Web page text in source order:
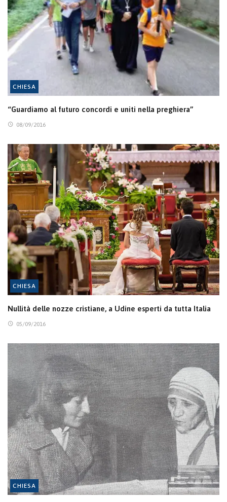
CHIESA
“Guardiamo al futuro concordi e uniti nella preghiera”
08/09/2016
CHIESA
Nullità delle nozze cristiane, a Udine esperti da tutta Italia
05/09/2016
CHIESA